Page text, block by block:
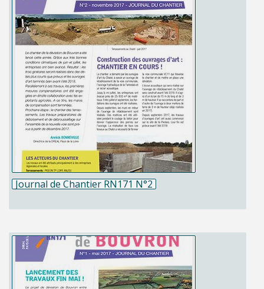
Journal de Chantier RN171 N°2